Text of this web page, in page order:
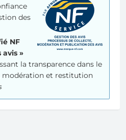
des
NF
avis »
la transparence dans le
modération et restitution